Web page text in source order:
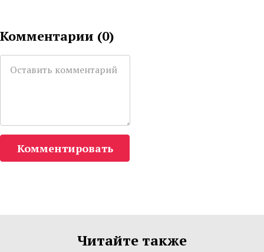
Комментарии (0)
Комментировать
Читайте также